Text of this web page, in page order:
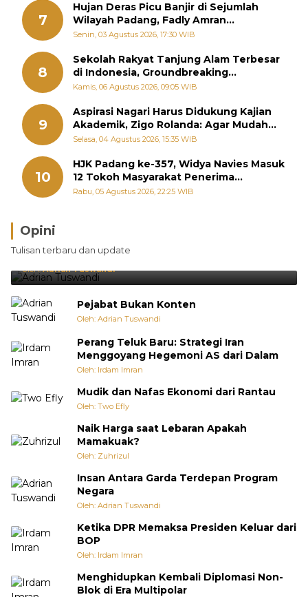
7
Hujan Deras Picu Banjir di Sejumlah
Wilayah Padang, Fadly Amran
Perintahkan OPD Siaga
Senin, 03 Agustus 2026, 17:30 WIB
8
Sekolah Rakyat Tanjung Alam Terbesar
di Indonesia, Groundbreaking
September
Kamis, 06 Agustus 2026, 09:05 WIB
9
Aspirasi Nagari Harus Didukung Kajian
Akademik, Zigo Rolanda: Agar Mudah
Diperjuangkan di Kementerian
Selasa, 04 Agustus 2026, 15:35 WIB
10
HJK Padang ke-357, Widya Navies Masuk
12 Tokoh Masyarakat Penerima
Penghargaan Pemko Padang
Rabu, 05 Agustus 2026, 22:25 WIB
Opini
Tulisan terbaru dan update
Brasil Lebih Diunggulkan, tetapi Jepang Selalu
Punya Cara Membuat Kejutan
Oleh:Adrian Tuswandi
Pejabat Bukan Konten
Oleh: Adrian Tuswandi
Perang Teluk Baru: Strategi Iran
Menggoyang Hegemoni AS dari Dalam
Oleh: Irdam Imran
Mudik dan Nafas Ekonomi dari Rantau
Oleh: Two Efly
Naik Harga saat Lebaran Apakah
Mamakuak?
Oleh: Zuhrizul
Insan Antara Garda Terdepan Program
Negara
Oleh: Adrian Tuswandi
Ketika DPR Memaksa Presiden Keluar dari
BOP
Oleh: Irdam Imran
Menghidupkan Kembali Diplomasi Non-
Blok di Era Multipolar